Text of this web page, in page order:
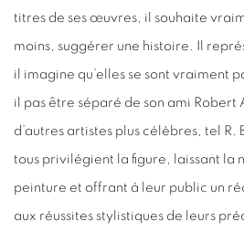
titres de ses œuvres, il souhaite
moins, suggérer une histoire. Il
il imagine qu’elles se sont vraiment
il pas être séparé de son ami Robert
d’autres artistes plus célèbres, tel R.
tous privilégient la figure, laissant la
peinture et offrant à leur public un
aux réussites stylistiques de leurs